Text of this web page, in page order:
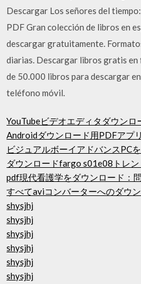
Descargar Los señores del
PDF Gran colección de libros en
descargar gratuitamente.
diarias. Descargar libros gratis en
de 50.000 libros para descargar
teléfono móvil.
YouTubeビデオエディタダウン
Androidダウンロード用PDFアプリ
ビジュアルボーイアドバンスPC
ダウンロードfargo s01e08トレン
pdf現代看護学をダウンロード：
すべてaviコンバーターへのダウ
shysjhj
shysjhj
shysjhj
shysjhj
shysjhj
shysjhj